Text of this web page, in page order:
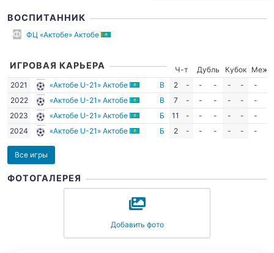
ВОСПИТАННИК
ФЦ «Актобе» Актобе
ИГРОВАЯ КАРЬЕРА Ч-т Дубль Кубок
Межд.
2021
«Актобе U-21» Актобе В 2 - - - - - -
2022
«Актобе U-21» Актобе В 7 - - - - - -
2023
«Актобе U-21» Актобе Б 11 - - - - - -
2024
«Актобе U-21» Актобе Б 2 - - - - - -
Все игры
ФОТОГАЛЕРЕЯ
Добавить фото